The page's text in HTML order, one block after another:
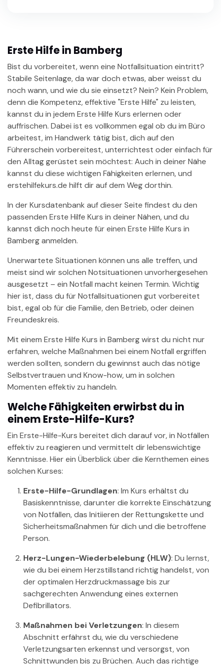
Erste Hilfe in Bamberg
Bist du vorbereitet, wenn eine Notfallsituation eintritt?
Stabile Seitenlage, da war doch etwas, aber weisst du
noch wann, und wie du sie einsetzt? Nein? Kein Problem,
denn die Kompetenz, effektive "Erste Hilfe" zu leisten,
kannst du in jedem Erste Hilfe Kurs erlernen oder
auffrischen. Dabei ist es vollkommen egal ob du im Büro
arbeitest, im Handwerk tätig bist, dich auf den
Führerschein vorbereitest, unterrichtest oder einfach für
den Alltag gerüstet sein möchtest: Auch in deiner Nähe
kannst du diese wichtigen Fähigkeiten erlernen, und
erstehilfekurs.de hilft dir auf dem Weg dorthin.
In der Kursdatenbank auf dieser Seite findest du den
passenden Erste Hilfe Kurs in deiner Nähen, und du
kannst dich noch heute für einen Erste Hilfe Kurs in
Bamberg anmelden.
Unerwartete Situationen können uns alle treffen, und
meist sind wir solchen Notsituationen unvorhergesehen
ausgesetzt – ein Notfall macht keinen Termin. Wichtig
hier ist, dass du für Notfallsituationen gut vorbereitet
bist, egal ob für die Familie, den Betrieb, oder deinen
Freundeskreis.
Mit einem Erste Hilfe Kurs in Bamberg wirst du nicht nur
erfahren, welche Maßnahmen bei einem Notfall ergriffen
werden sollten, sondern du gewinnst auch das nötige
Selbstvertrauen und Know-how, um in solchen
Momenten effektiv zu handeln.
Welche Fähigkeiten erwirbst du in
einem Erste-Hilfe-Kurs?
Ein Erste-Hilfe-Kurs bereitet dich darauf vor, in Notfällen
effektiv zu reagieren und vermittelt dir lebenswichtige
Kenntnisse. Hier ein Überblick über die Kernthemen eines
solchen Kurses:
Erste-Hilfe-Grundlagen: Im Kurs erhältst du
Basiskenntnisse, darunter die korrekte Einschätzung
von Notfällen, das Initiieren der Rettungskette und
Sicherheitsmaßnahmen für dich und die betroffene
Person.
Herz-Lungen-Wiederbelebung (HLW): Du lernst,
wie du bei einem Herzstillstand richtig handelst, von
der optimalen Herzdruckmassage bis zur
sachgerechten Anwendung eines externen
Defibrillators.
Maßnahmen bei Verletzungen: In diesem
Abschnitt erfährst du, wie du verschiedene
Verletzungsarten erkennst und versorgst, von
Schnittwunden bis zu Brüchen. Auch das richtige